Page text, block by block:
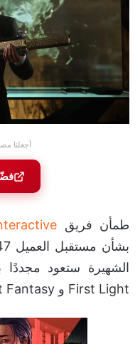
أجعلنا
طمأن فريق
First Light و Project Fantasy.